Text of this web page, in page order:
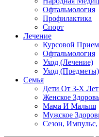
Офтальмология
Профилактика
Спорт
Лечение
Курсовой
Офтальмология
Уход (Лечение)
Уход (Предметы)
Семья
Дети От 3-Х Лет
Женское
Мама И Малыш
Мужское
Сезон, Импульс,